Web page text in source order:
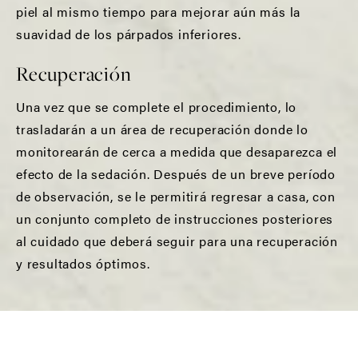
piel al mismo tiempo para mejorar aún más la
suavidad de los párpados inferiores.
Recuperación
Una vez que se complete el procedimiento, lo
trasladarán a un área de recuperación donde lo
monitorearán de cerca a medida que desaparezca el
efecto de la sedación. Después de un breve período
de observación, se le permitirá regresar a casa, con
un conjunto completo de instrucciones posteriores
al cuidado que deberá seguir para una recuperación
y resultados óptimos.